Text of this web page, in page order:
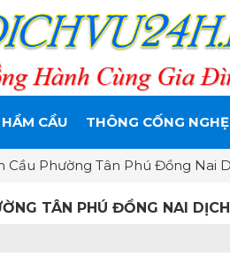
CẦU THÔNG CỐNG
Cầu Phường Tân Phú Đồng Nai
TÂN PHÚ ĐỒNG NAI